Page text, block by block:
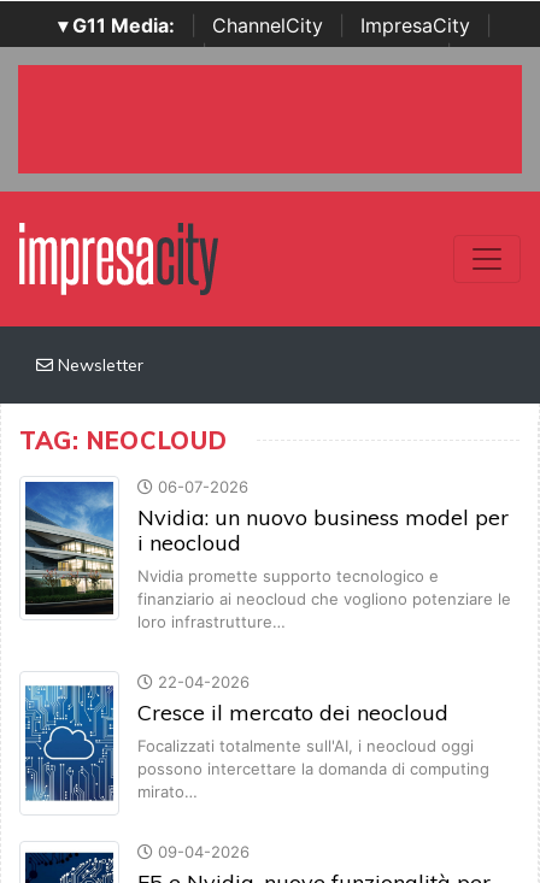
▾ G11 Media: ChannelCity ImpresaCity
SecurityOpenLab | Italian Channel Awards | Italian
Newsletter
TAG: NEOCLOUD
06-07-2026
Nvidia: un nuovo business model per
i neocloud
Nvidia promette supporto tecnologico e
finanziario ai neocloud che vogliono potenziare le
loro infrastrutture…
22-04-2026
Cresce il mercato dei neocloud
Focalizzati totalmente sull'AI, i neocloud oggi
possono intercettare la domanda di computing
mirato…
09-04-2026